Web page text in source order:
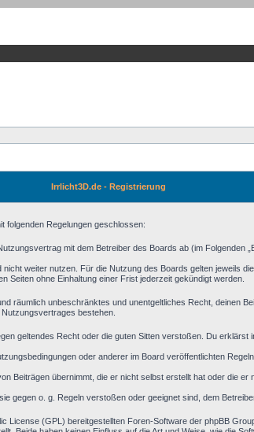
Irrlicht3D.de - Registrierung
folgenden Regelungen geschlossen:
mit dem Betreiber des Boards ab (im Folgenden
weiter nutzen. Für die Nutzung des Boards gelten jeweils
Seiten ohne Einhaltung einer Frist jederzeit gekündigt werden.
räumlich unbeschränktes und unentgeltliches Recht, deinen
bestehen.
geltendes Recht oder die guten Sitten verstoßen. Du
oder anderer im Board veröffentlichten
Beiträgen übernimmt, die er nicht selbst erstellt hat oder die
gegen o. g. Regeln verstoßen oder geeignet sind, dem
License (GPL) bereitgestellten Foren-Software der phpBB